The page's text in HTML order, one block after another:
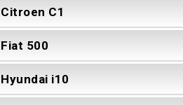
Citroen C1
Fiat 500
Hyundai i10